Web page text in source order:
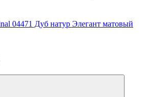
04471 Дуб натур Элегант матовый